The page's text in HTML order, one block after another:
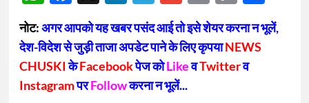
Link
नोट:अगर आपको यह खबर पसंद आई तो इसे शेयर करना न भूलें,
देश-विदेश से जुड़ी ताजा अपडेट पाने के लिए कृपयाNEWS
CHUSKIकेFacebookपेज कोLikeवTwitterव
InstagramपरFollowकरना न भूलें...